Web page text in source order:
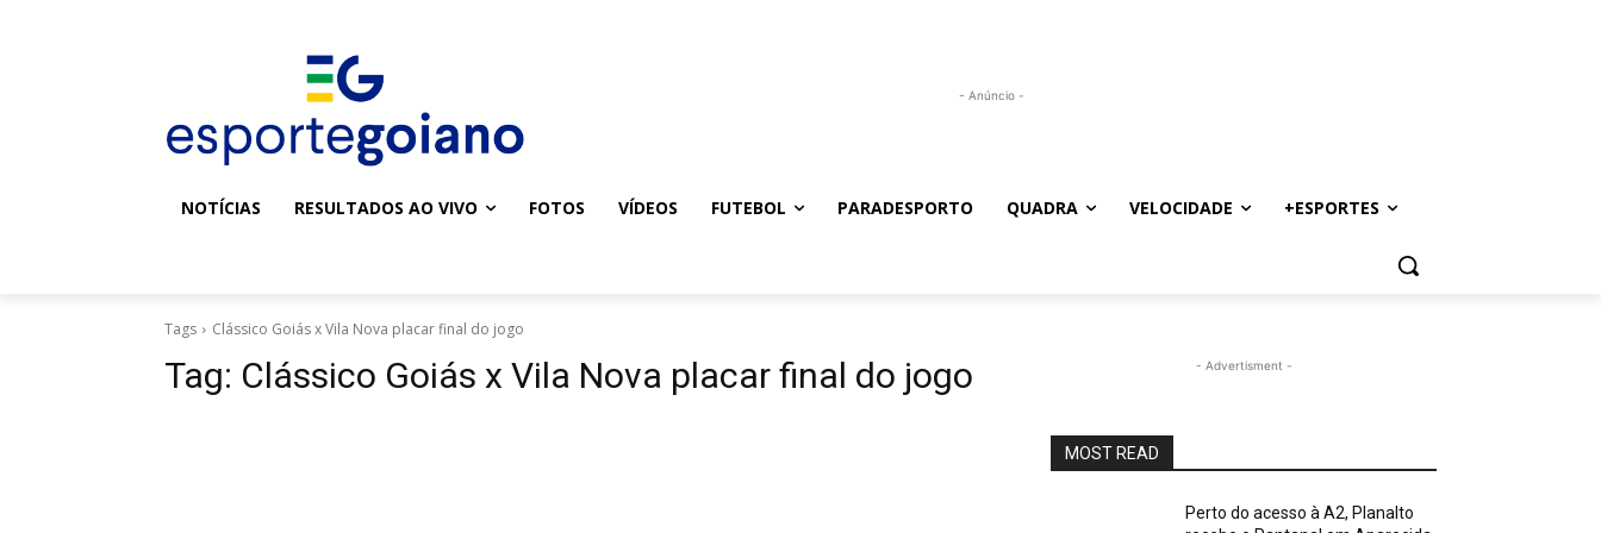
- Anúncio -
NOTÍCIAS RESULTADOS AO VIVO FOTOS VÍDEOS FUTEBOL PARADESPORTO QUADRA VELOCIDADE +ESPORTES
Tags Clássico Goiás x Vila Nova placar final do jogo
Tag: Clássico Goiás x Vila Nova placar final do jogo - Advertisment -
MOST READ
Perto do acesso à A2, Planalto